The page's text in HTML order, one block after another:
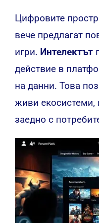
Цифровите
вече предлагат
игри. Интелектът
действие в
на данни. Това
живи екосистеми,
заедно с